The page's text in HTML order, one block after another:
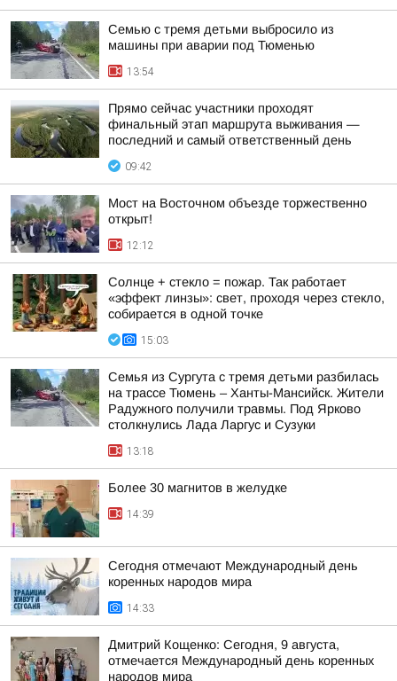
Семью с тремя детьми выбросило из
машины при аварии под Тюменью
13:54
Прямо сейчас участники проходят
финальный этап маршрута выживания —
последний и самый ответственный день
09:42
Мост на Восточном объезде торжественно
открыт!
12:12
Солнце + стекло = пожар. Так работает
«эффект линзы»: свет, проходя через стекло,
собирается в одной точке
15:03
Семья из Сургута с тремя детьми разбилась
на трассе Тюмень – Ханты-Мансийск. Жители
Радужного получили травмы. Под Ярково
столкнулись Лада Ларгус и Сузуки
13:18
Более 30 магнитов в желудке
14:39
Сегодня отмечают Международный день
коренных народов мира
14:33
Дмитрий Кощенко: Сегодня, 9 августа,
отмечается Международный день коренных
народов мира